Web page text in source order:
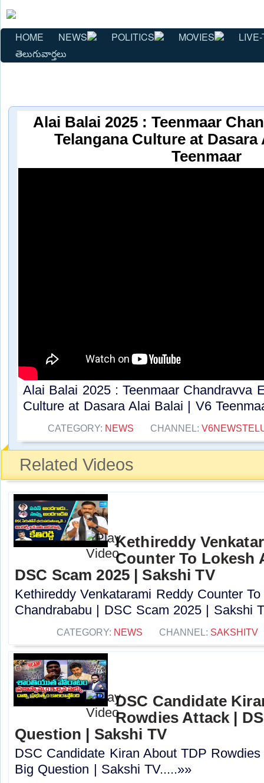
HOME NEWS POLITICS MOVIES
తెలుగువార్తలు
Alai Balai 2025 : Teenmaar
Telangana Culture at Dasara
Teenmaar
Alai Balai 2025 : Teenmaar Chandravva
Culture at Dasara Alai Balai | V6
CATEGORY: NEWS CHANNEL:
Related Videos
Kethireddy
Counter To Lokesh
DSC Scam 2025 | Sakshi TV
Kethireddy Venkatarami Reddy Counter
Chandrababu | DSC Scam 2025 | Sakshi
CATEGORY: NEWS CHANNEL: SAKSHITV
DSC Candidate
Rowdies Attack |
Question | Sakshi TV
DSC Candidate Kiran About TDP
Big Question | Sakshi TV.....»»